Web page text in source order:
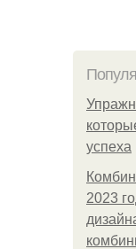
успеха
2023